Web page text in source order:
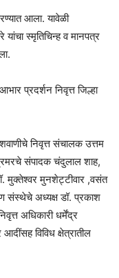
आला. यावेळी
स्मृतिचिन्ह व मानपत्र
प्रदर्शन निवृत्त जिल्हा
निवृत्त संचालक उत्तम
संपादक चंदुलाल शाह,
मुक्तेश्वर मुनशेट्टीवार ,वसंत
संस्थेचे अध्यक्ष डॉ. प्रकाश
अधिकारी धर्मेंद्र
विविध क्षेत्रातील